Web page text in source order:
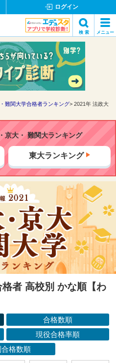
ログイン
検 索 メニュー
検索
難関大学合格者ランキング
2021年 法政大
京大・ 難関大ランキング
東大ランキング
者 高校別 かな順【わ
合格数順
現役合格率順
格数順